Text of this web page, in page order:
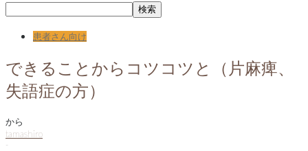
患者さん向け
できることからコツコツと（片麻痺、
失語症の方）
から
tamashiro
-